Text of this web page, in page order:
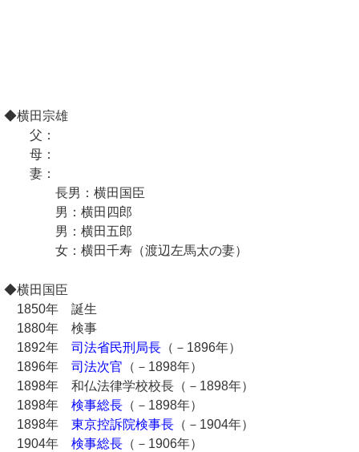
◆横田宗雄
父：
母：
妻：
長男：横田国臣
男：横田四郎
男：横田五郎
女：横田千寿（渡辺左馬太の妻）
◆横田国臣
1850年 誕生
1880年 検事
1892年 司法省民刑局長（－1896年）
1896年 司法次官 （－1898年）
1898年 和仏法律学校校長（－1898年）
1898年 検事総長（－1898年）
1898年 東京控訴院検事長（－1904年）
1904年 検事総長（－1906年）